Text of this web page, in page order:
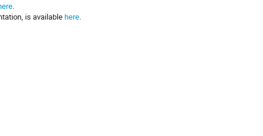
.
is availablehere.